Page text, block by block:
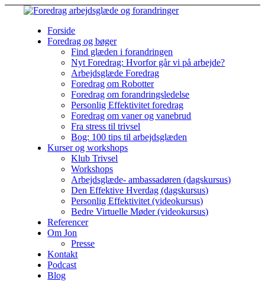
Forside
Foredrag og bøger
Find glæden i forandringen
Nyt Foredrag: Hvorfor går vi på arbejde?
Arbejdsglæde Foredrag
Foredrag om Robotter
Foredrag om forandringsledelse
Personlig Effektivitet foredrag
Foredrag om vaner og vanebrud
Fra stress til trivsel
Bog: 100 tips til arbejdsglæden
Kurser og workshops
Klub Trivsel
Workshops
Arbejdsglæde- ambassadøren (dagskursus)
Den Effektive Hverdag (dagskursus)
Personlig Effektivitet (videokursus)
Bedre Virtuelle Møder (videokursus)
Referencer
Om Jon
Presse
Kontakt
Podcast
Blog